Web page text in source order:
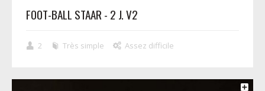
FOOT-BALL STAAR - 2 J. V2
2 Très simple Assez difficile